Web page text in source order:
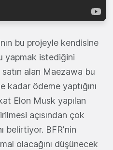
bu projeyle kendisine
yapmak istediğini
alan Maezawa bu
ödeme yaptığını
Elon Musk yapılan
açısından çok
belirtiyor. BFR'nin
olacağını düşünecek